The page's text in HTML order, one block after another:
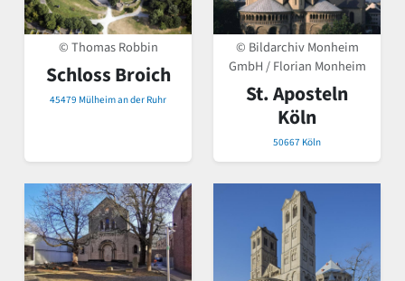
© Thomas Robbin
Schloss Broich
45479 Mülheim an der Ruhr
© Bildarchiv Monheim
GmbH / Florian Monheim
St. Aposteln
Köln
50667 Köln